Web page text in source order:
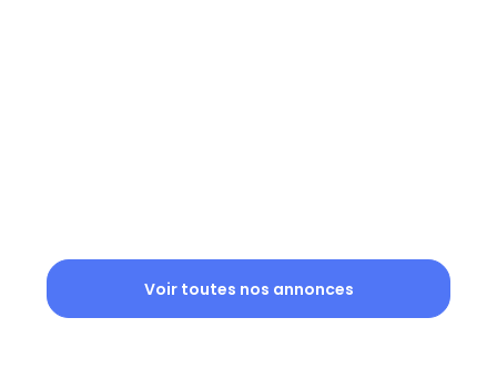
Voir toutes nos annonces